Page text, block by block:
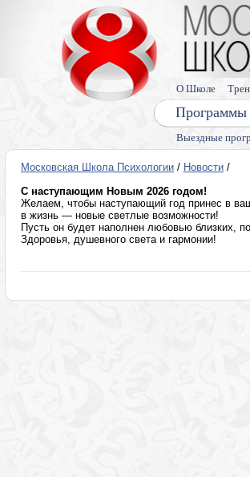
Выездные
Программы
О Школе
Московская Школа Психологии / Новости /
С наступающим Новым 2026 годом!
Желаем, чтобы наступающий год принес в
в жизнь — новые светлые возможности!
Пусть он будет наполнен любовью близких,
Здоровья, душевного света и гармонии!